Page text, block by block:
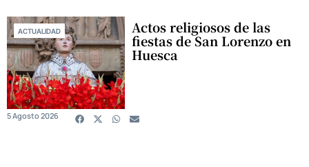
ACTUALIDAD Actos religiosos de las
fiestas de San Lorenzo en
Huesca
5 Agosto 2026